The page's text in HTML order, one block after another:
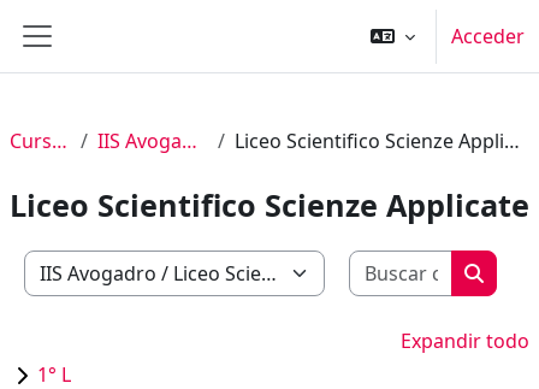
Panel lateral
Acceder
Cursos IIS Avogadro Liceo Scientifico Scienze Applicate
Liceo Scientifico Scienze Applicate
Categorías
Buscar
Expandir todo
1° L